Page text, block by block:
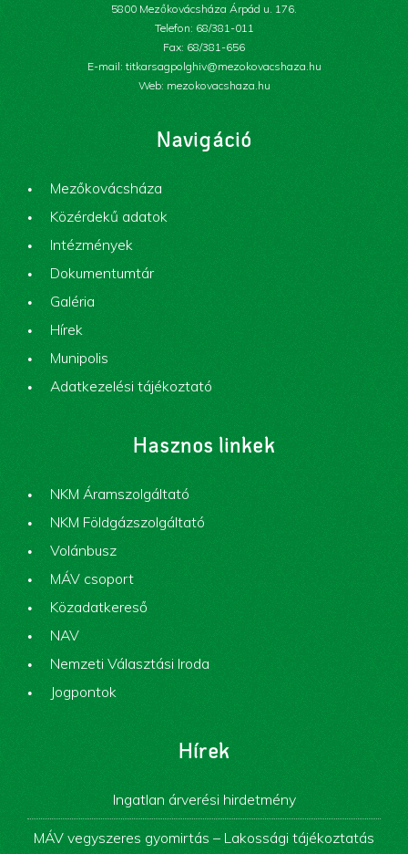
5800 Mezőkovácsháza Árpád u. 176.
Telefon: 68/381-011
Fax: 68/381-656
E-mail: titkarsagpolghiv@mezokovacshaza.hu
Web: mezokovacshaza.hu
Navigáció
Mezőkovácsháza
Közérdekű adatok
Intézmények
Dokumentumtár
Galéria
Hírek
Munipolis
Adatkezelési tájékoztató
Hasznos linkek
NKM Áramszolgáltató
NKM Földgázszolgáltató
Volánbusz
MÁV csoport
Közadatkereső
NAV
Nemzeti Választási Iroda
Jogpontok
Hírek
Ingatlan árverési hirdetmény
MÁV vegyszeres gyomirtás – Lakossági tájékoztatás